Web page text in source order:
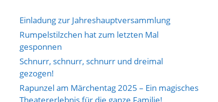
Einladung zur Jahreshauptversammlung
Rumpelstilzchen hat zum letzten Mal
gesponnen
Schnurr, schnurr, schnurr und dreimal
gezogen!
Rapunzel am Märchentag 2025 – Ein magisches
Theatererlebnis für die ganze Familie!